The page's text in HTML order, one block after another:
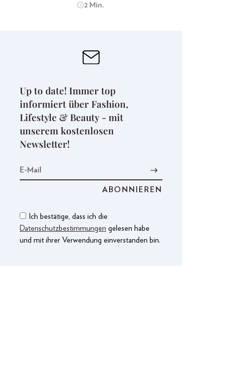
2 Min.
Up to date! Immer top
informiert über Fashion,
Lifestyle & Beauty - mit
unserem kostenlosen
Newsletter!
Ich bestätige, dass ich die
Datenschutzbestimmungen gelesen habe
und mit ihrer Verwendung einverstanden bin.